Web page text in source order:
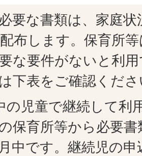
要な書類は、家庭
布します。保育所
な要件がないと利
下表をご確認くだ
の児童で継続して利
保育所等から必要
中です。継続児の